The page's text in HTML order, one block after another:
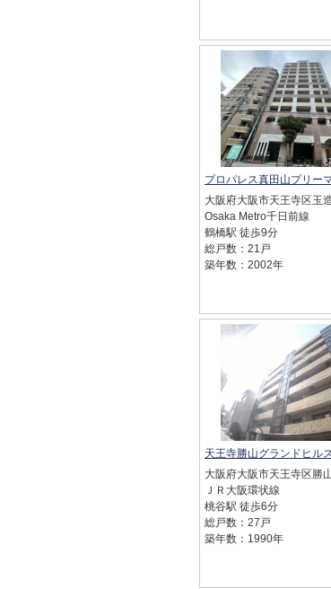
プロパレス真田山プリー
大阪府大阪市天王寺区玉
Osaka Metro千日前線
鶴橋駅 徒歩9分
総戸数：21戸
築年数：2002年
天王寺勝山グランドヒル
大阪府大阪市天王寺区勝
ＪＲ大阪環状線
桃谷駅 徒歩6分
総戸数：27戸
築年数：1990年